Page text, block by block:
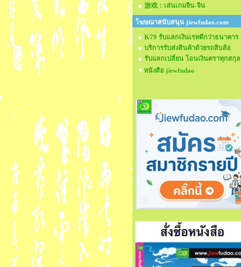
游戏：เล่นเกมจีน-จีน
โฆษณาสนับสนุน jiewfudao.com
K79 รับแลกเงินเรทดีกว่าธนาคาร
บริการรับส่งสินค้าด้วยรถสิบล้อ
รับแลกเปลี่ยน โอนเงินตราทุกสกุล
หนังสือ jiewfudao